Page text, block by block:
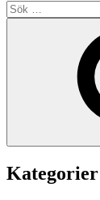
Sök
efter:
Kategorier